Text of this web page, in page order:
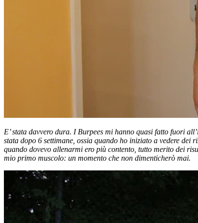
E’ stata davvero dura. I Burpees mi hanno quasi fatto fuori
stata dopo 6 settimane, ossia quando ho iniziato a vedere
quando dovevo allenarmi ero più contento, tutto merito dei
mio primo muscolo: un momento che non dimenticherò mai.